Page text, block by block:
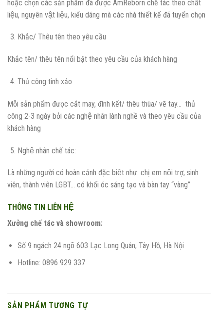
hoặc chọn các sản phẩm đã được AmReborn chế tác theo chất
liệu, nguyên vật liệu, kiểu dáng mà các nhà thiết kế đã tuyển chọn
Khắc/ Thêu tên theo yêu cầu
Khắc tên/ thêu tên nổi bật theo yêu cầu của khách hàng
Thủ công tinh xảo
Mỗi sản phẩm được cắt may, đính kết/ thêu thùa/ vẽ tay… thủ
công 2-3 ngày bởi các nghệ nhân lành nghề và theo yêu cầu của
khách hàng
Nghệ nhân chế tác:
Là những người có hoàn cảnh đặc biệt như: chị em nội trợ, sinh
viên, thành viên LGBT… có khối óc sáng tạo và bàn tay “vàng”
THÔNG TIN LIÊN HỆ
Xưởng chế tác và showroom:
Số 9 ngách 24 ngõ 603 Lạc Long Quân, Tây Hồ, Hà Nội
Hotline: 0896 929 337
SẢN PHẨM TƯƠNG TỰ